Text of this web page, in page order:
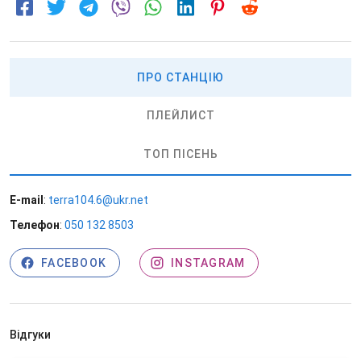
ПРО СТАНЦІЮ
ПЛЕЙЛИСТ
ТОП ПІСЕНЬ
E-mail : terra104.6@ukr.net
Телефон: 050 132 8503
FACEBOOK INSTAGRAM
Відгуки